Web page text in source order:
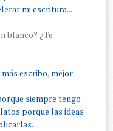
mi escritura...
blanco? ¿Te
escribo, mejor
siempre tengo
porque las ideas